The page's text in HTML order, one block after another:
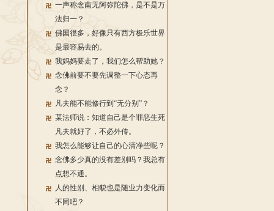
一声称念南无阿弥陀佛，是不是万
法归一？
佛国很多，好像只有西方极乐世界
是最容易去的。
我妈妈要走了，我们怎么帮助她？
念佛前要不要先调整一下心态再
念？
凡夫能不能修行到“无分别”？
某法师说：知道自己是个罪恶生死
凡夫就好了，不必外传。
我怎么能够让自己的心清净些呢？
念佛多少真的没有差别吗？我总有
点想不通。
人的性别、相貌也是随业力变化而
不同吧？